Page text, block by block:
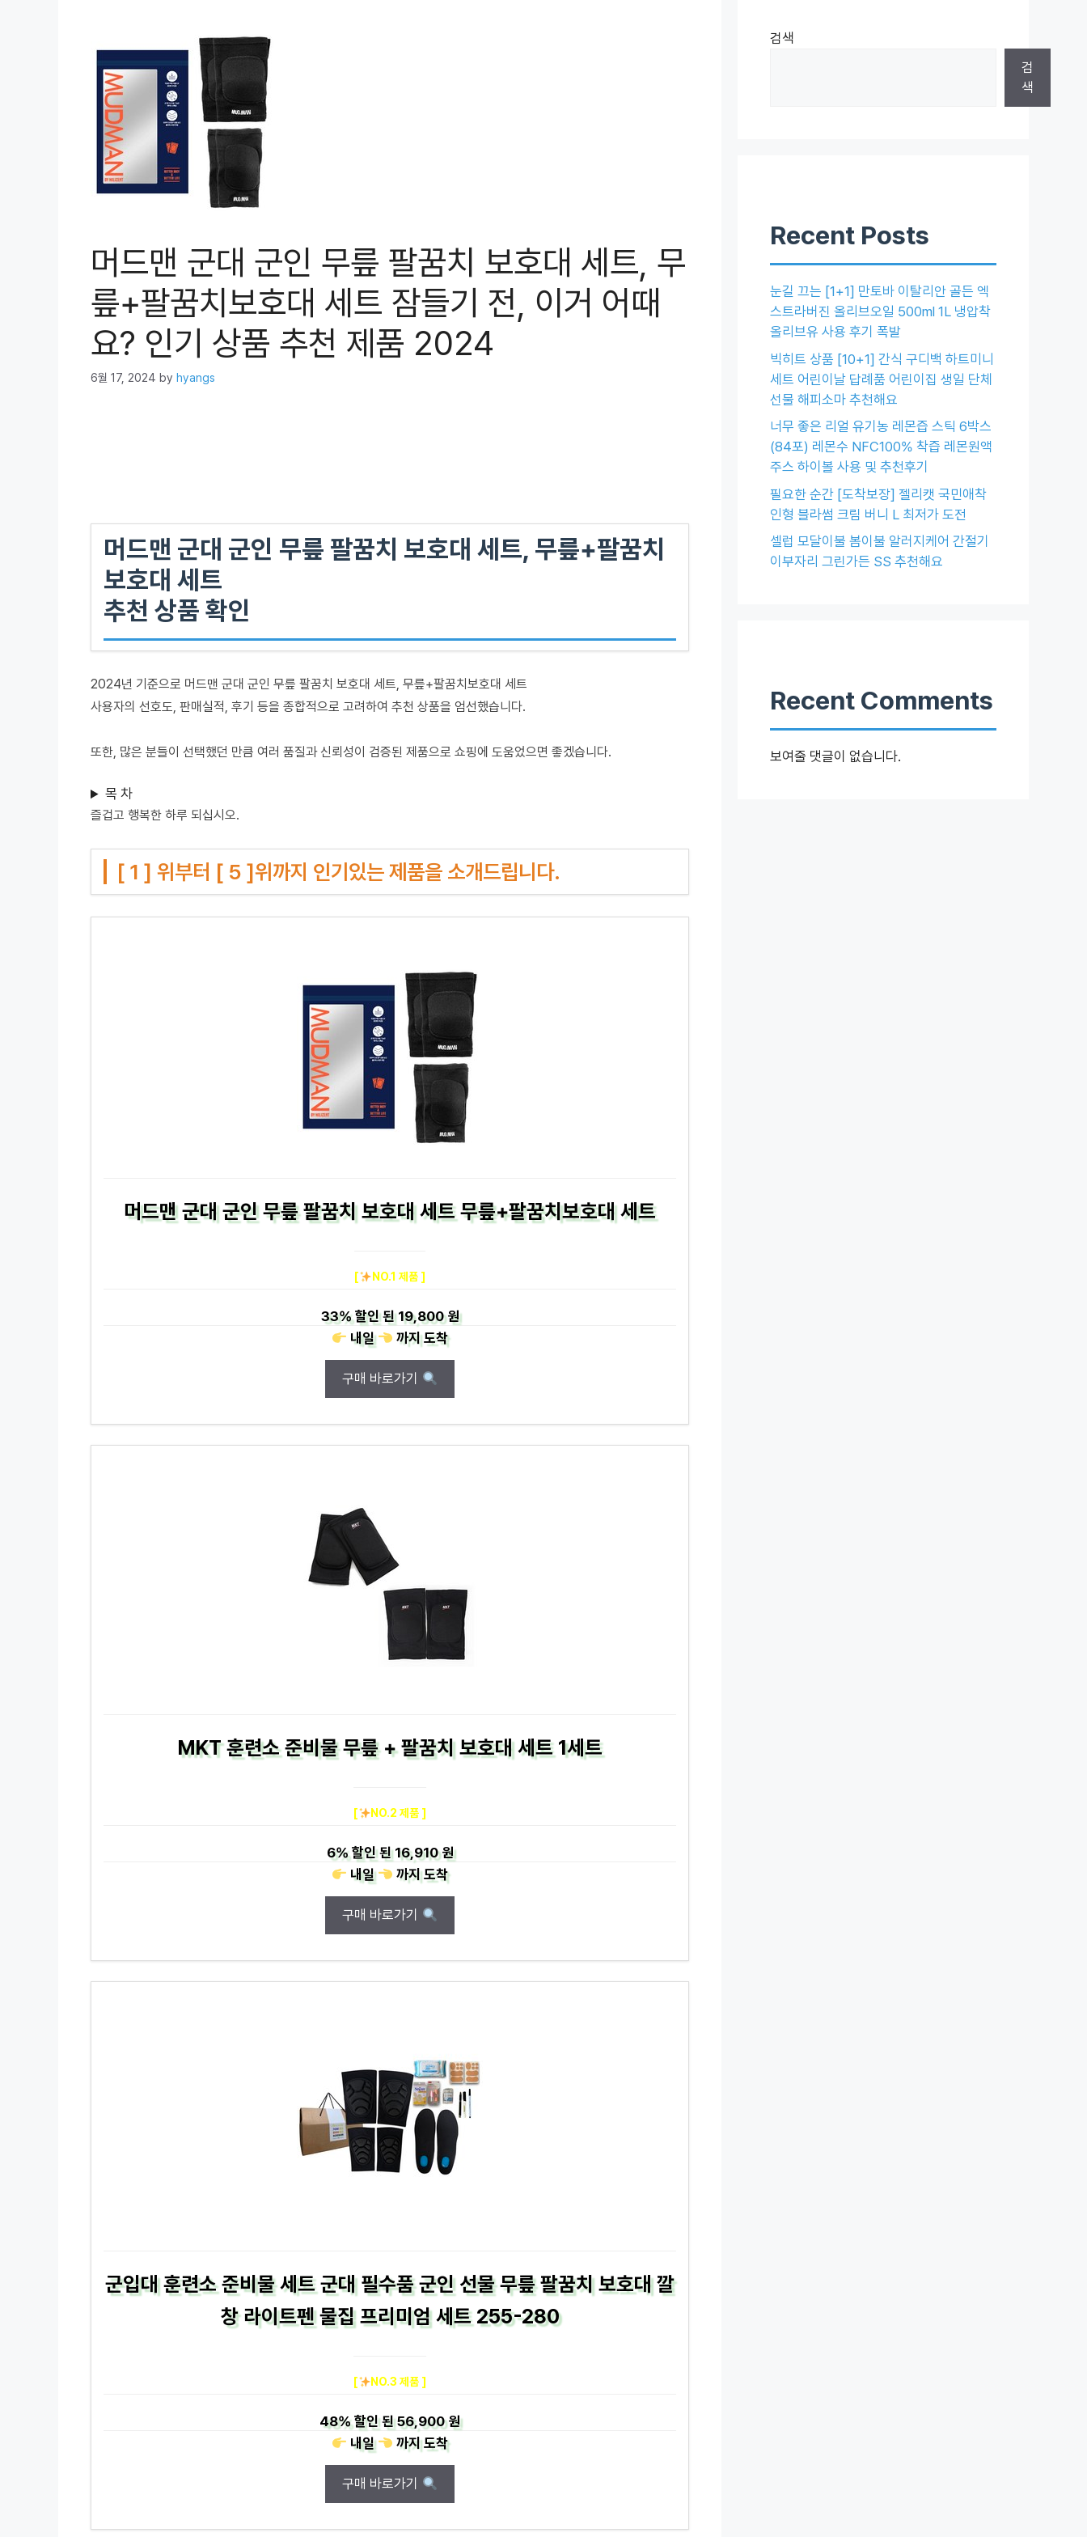
머드맨 군대 군인 무릎 팔꿈치 보호대 세트, 무
릎+팔꿈치보호대 세트 잠들기 전, 이거 어때
요? 인기 상품 추천 제품 2024
6월 17, 2024 by hyangs
머드맨 군대 군인 무릎 팔꿈치 보호대 세트, 무릎+팔꿈치
보호대 세트
추천 상품 확인
2024년 기준으로 머드맨 군대 군인 무릎 팔꿈치 보호대 세트, 무릎+팔꿈치보호대 세트
사용자의 선호도, 판매실적, 후기 등을 종합적으로 고려하여 추천 상품을 엄선했습니다.
또한, 많은 분들이 선택했던 만큼 여러 품질과 신뢰성이 검증된 제품으로 쇼핑에 도움었으면 좋겠습니다.
목 차
즐겁고 행복한 하루 되십시오.
[ 1 ] 위부터 [ 5 ]위까지 인기있는 제품을 소개드립니다.
머드맨 군대 군인 무릎 팔꿈치 보호대 세트 무릎+팔꿈치보호대 세트
[ NO.1 제품 ]
33%할인 된19,800 원
내일
까지도착
구매 바로가기
MKT 훈련소 준비물 무릎 + 팔꿈치 보호대 세트 1세트
[ NO.2 제품 ]
6%할인 된16,910 원
내일
까지도착
구매 바로가기
군입대 훈련소 준비물 세트 군대 필수품 군인 선물 무릎 팔꿈치 보호대 깔
창 라이트펜 물집 프리미엄 세트 255-280
[ NO.3 제품 ]
48%할인 된56,900 원
내일
까지도착
구매 바로가기
검색
검
색
Recent Posts
눈길 끄는 [1+1] 만토바 이탈리안 골든 엑
스트라버진 올리브오일 500ml 1L 냉압착
올리브유 사용 후기 폭발
빅히트 상품 [10+1] 간식 구디백 하트미니
세트 어린이날 답례품 어린이집 생일 단체
선물 해피소마 추천해요
너무 좋은 리얼 유기농 레몬즙 스틱 6박스
(84포) 레몬수 NFC100% 착즙 레몬원액
주스 하이볼 사용 및 추천후기
필요한 순간 [도착보장] 젤리캣 국민애착
인형 블라썸 크림 버니 L 최저가 도전
셀럽 모달이불 봄이불 알러지케어 간절기
이부자리 그린가든 SS 추천해요
Recent Comments
보여줄 댓글이 없습니다.